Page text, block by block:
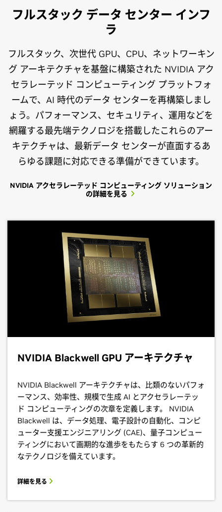
フルスタック データ センター インフ
ラ
フルスタック、次世代 GPU、CPU、ネットワーキン
グ アーキテクチャを基盤に構築された NVIDIA アク
セラレーテッド コンピューティング プラットフォ
ームで、AI 時代のデータ センターを再構築しまし
ょう。パフォーマンス、セキュリティ、運用などを
網羅する最先端テクノロジを搭載したこれらのアー
キテクチャは、最新データ センターが直面するあ
らゆる課題に対応できる準備ができています。
NVIDIA アクセラレーテッド コンピューティング ソリューション
の詳細を見る
NVIDIA Blackwell GPU アーキテクチャ
NVIDIA Blackwell アーキテクチャは、比類のないパフォ
ーマンス、効率性、規模で生成 AI とアクセラレーテッ
ド コンピューティングの次章を定義します。 NVIDIA
Blackwell は、データ処理、電子設計の自動化、コンピ
ューター支援エンジニアリング (CAE)、量子コンピュー
ティングにおいて画期的な進歩をもたらす 6 つの革新的
なテクノロジを備えています。
詳細を見る